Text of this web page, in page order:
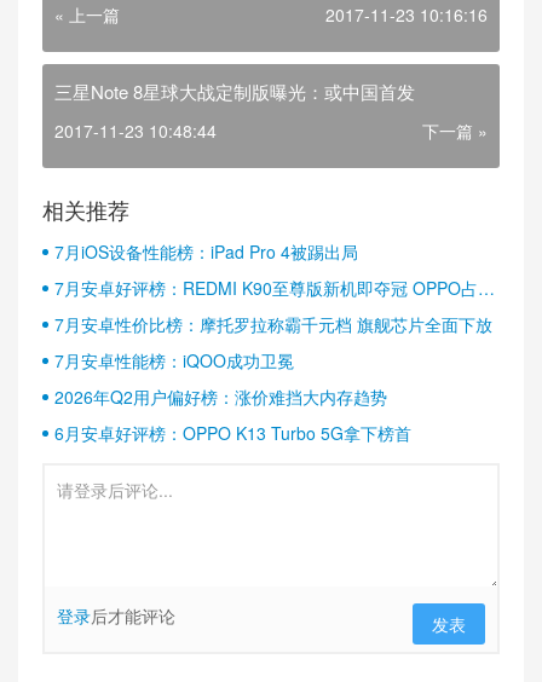
« 上一篇 2017-11-23 10:16:16
三星Note 8星球大战定制版曝光：或中国首发
2017-11-23 10:48:44 下一篇 »
相关推荐
7月iOS设备性能榜：iPad Pro 4被踢出局
7月安卓好评榜：REDMI K90至尊版新机即夺冠 OPPO占据
半壁江山
7月安卓性价比榜：摩托罗拉称霸千元档 旗舰芯片全面下放
7月安卓性能榜：iQOO成功卫冕
2026年Q2用户偏好榜：涨价难挡大内存趋势
6月安卓好评榜：OPPO K13 Turbo 5G拿下榜首
登录后才能评论 发表